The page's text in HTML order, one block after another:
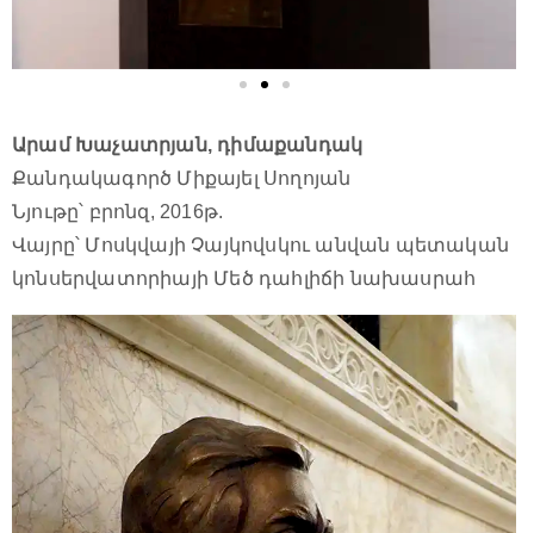
Արամ Խաչատրյան, դիմաքանդակ
Քանդակագործ Միքայել Սողոյան
Նյութը՝ բրոնզ, 2016թ.
Վայրը՝ Մոսկվայի Չայկովսկու անվան պետական
կոնսերվատորիայի Մեծ դահլիճի նախասրահ